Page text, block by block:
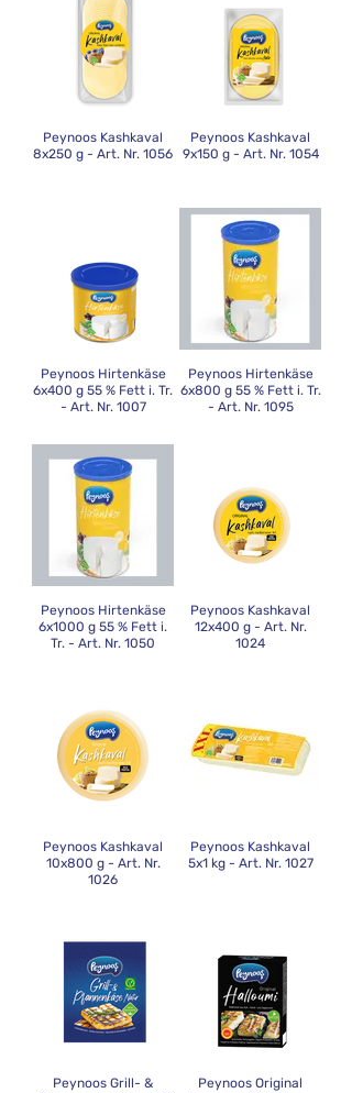
Peynoos Kashkaval
8x250 g - Art. Nr. 1056
Peynoos Kashkaval
9x150 g - Art. Nr. 1054
Peynoos Hirtenkäse
6x400 g 55 % Fett i. Tr.
- Art. Nr. 1007
Peynoos Hirtenkäse
6x800 g 55 % Fett i. Tr.
- Art. Nr. 1095
Peynoos Hirtenkäse
6x1000 g 55 % Fett i.
Tr. - Art. Nr. 1050
Peynoos Kashkaval
12x400 g - Art. Nr.
1024
Peynoos Kashkaval
10x800 g - Art. Nr.
1026
Peynoos Kashkaval
5x1 kg - Art. Nr. 1027
Peynoos Grill- &
Peynoos Original